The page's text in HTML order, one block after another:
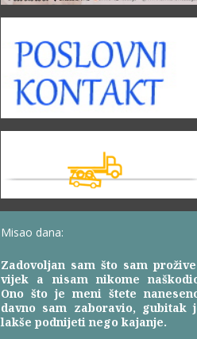
Misao dana:
Zadovoljan sam što sam
vijek a nisam nikome
Ono što je meni štete
davno sam zaboravio, gubitak
lakše podnijeti nego kajanje.